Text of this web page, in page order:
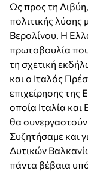
Ως προς τη
πολιτικής λύσης
Βερολίνου. Η
πρωτοβουλία που
τη σχετική
και ο Ιταλός
επιχείρησης
οποία Ιταλία
θα
Συζητήσαμε και
Δυτικών
πάντα βέβαια υπό